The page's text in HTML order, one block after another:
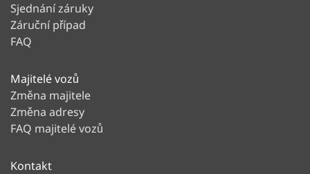
Sjednání záruky
Záruční případ
FAQ
Majitelé vozů
Změna majitele
Změna adresy
FAQ majitelé vozů
Kontakt